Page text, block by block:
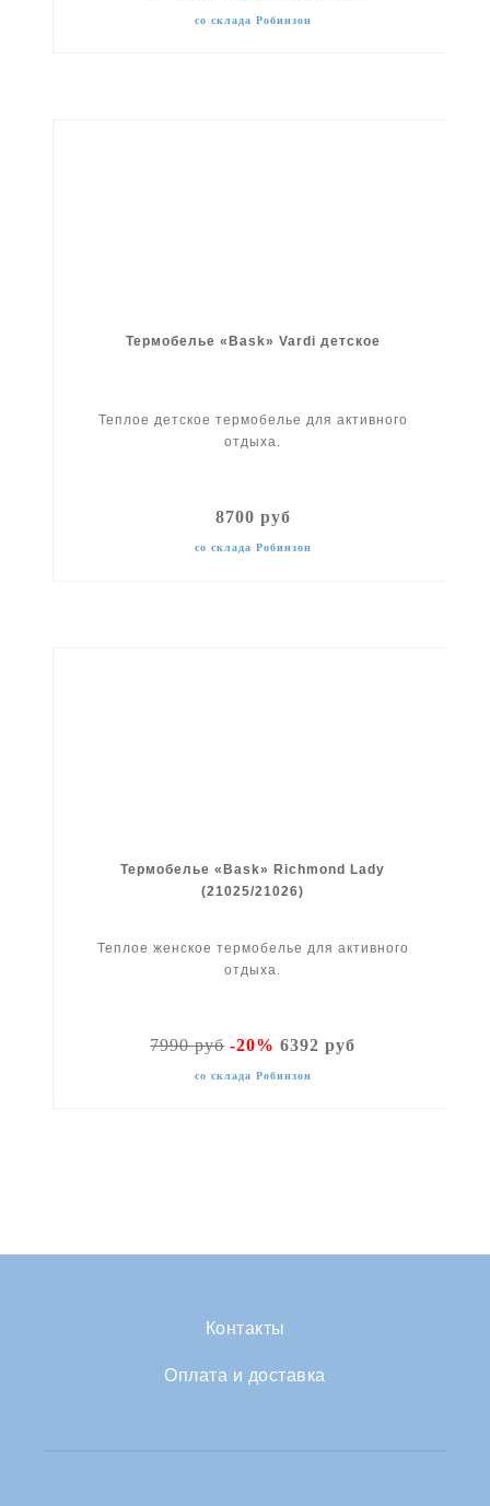
со склада Робинзон
Термобелье «Bask» Vardi детское
Теплое детское термобелье для активного
отдыха.
8700 руб
со склада Робинзон
Термобелье «Bask» Richmond Lady
(21025/21026)
Теплое женское термобелье для активного
отдыха.
7990 руб-20% 6392 руб
со склада Робинзон
Контакты
Оплата и доставка